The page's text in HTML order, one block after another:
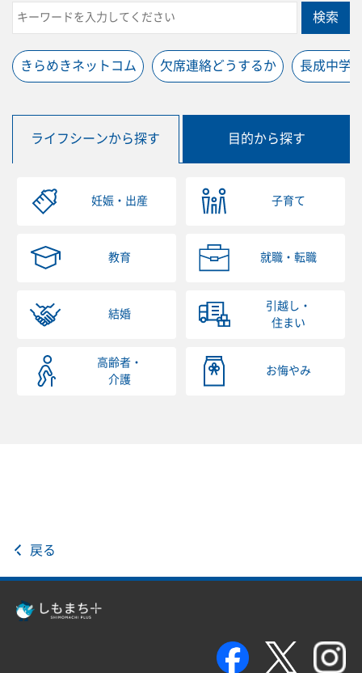
検索
きらめきネットコム 欠席連絡どうするか 長成中学
ライフシーンから探す 目的から探す
妊娠・出産 子育て
教育 就職・転職
結婚
引越し・
住まい
高齢者・
介護
お悔やみ
戻る